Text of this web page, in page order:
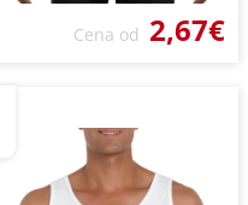
Cena od 2,67€